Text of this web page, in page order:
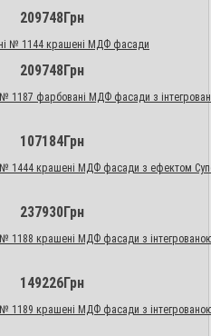
209748Грн
№ 1144 крашені МДФ фасади
209748Грн
№ 1187 фарбовані МДФ фасади з
107184Грн
№ 1444 крашені МДФ фасади з ефектом
237930Грн
№ 1188 крашені МДФ фасади з
149226Грн
№ 1189 крашені МДФ фасади з